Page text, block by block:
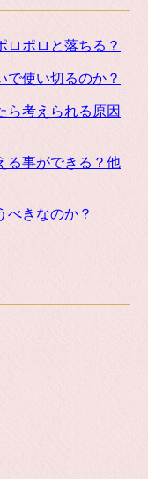
ロポロと落ちる？
で使い切るのか？
ら考えられる原因
る事ができる？他
べきなのか？